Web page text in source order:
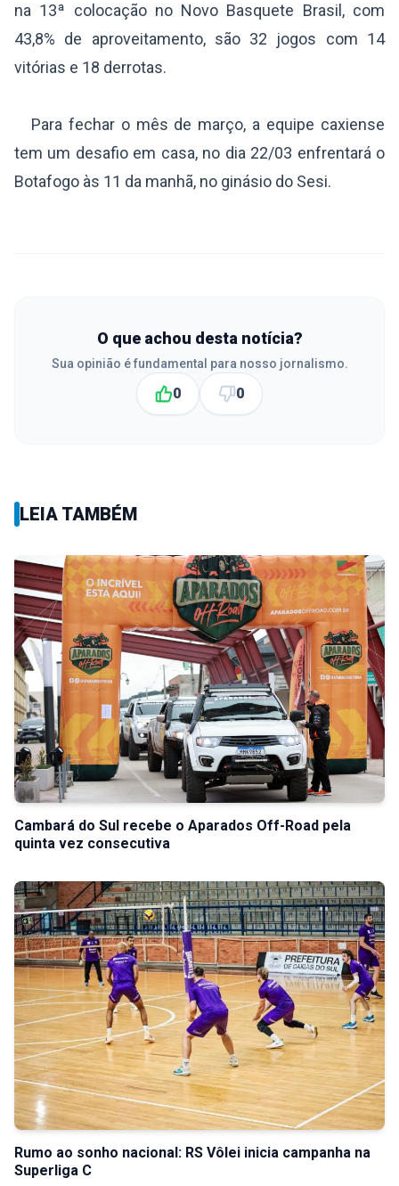
na 13ª colocação no Novo Basquete Brasil, com
43,8% de aproveitamento, são 32 jogos com 14
vitórias e 18 derrotas.
Para fechar o mês de março, a equipe caxiense
tem um desafio em casa, no dia 22/03 enfrentará o
Botafogo às 11 da manhã, no ginásio do Sesi.
O que achou desta notícia?
Sua opinião é fundamental para nosso jornalismo.
0 0
LEIA TAMBÉM
Cambará do Sul recebe o Aparados Off-Road pela
quinta vez consecutiva
Rumo ao sonho nacional: RS Vôlei inicia campanha na
Superliga C